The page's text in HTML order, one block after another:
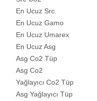
En Ucuz Src
En Ucuz Gamo
En Ucuz Umarex
En Ucuz Asg
Asg Co2 Tüp
Asg Co2
Yağlayıcı Co2 Tüp
Asg Yağlayıcı Tüp